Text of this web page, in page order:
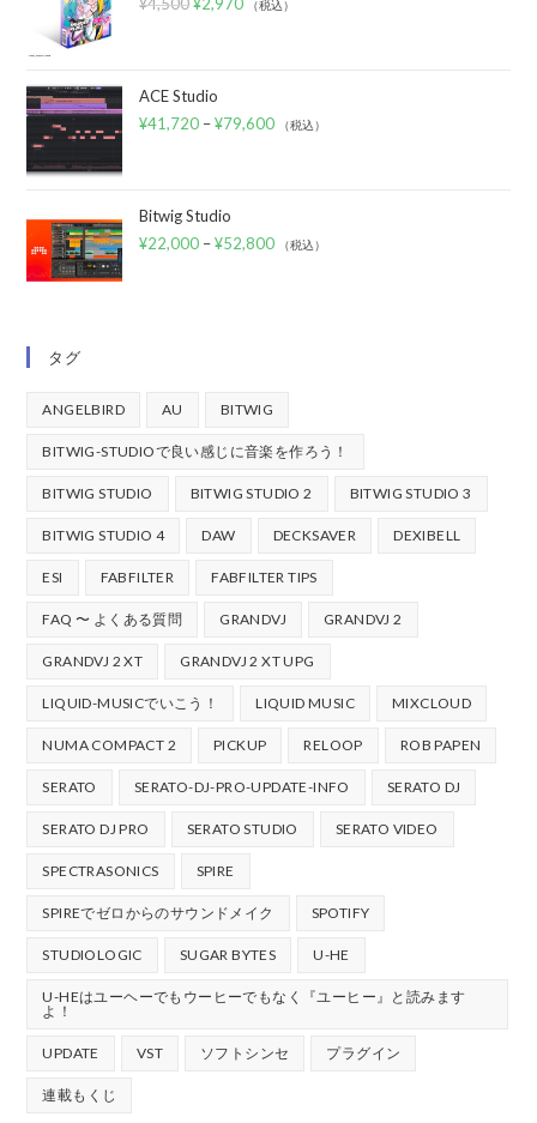
（税込）
ACE Studio
¥41,720 –¥79,600 （税込）
Bitwig Studio
¥22,000 –¥52,800 （税込）
タグ
ANGELBIRD AU BITWIG
BITWIG-STUDIOで良い感じに音楽を作ろう！
BITWIG STUDIO BITWIG STUDIO 2 BITWIG STUDIO 3
BITWIG STUDIO 4 DAW DECKSAVER DEXIBELL
ESI FABFILTER FABFILTER TIPS
FAQ 〜 よくある質問 GRANDVJ GRANDVJ 2
GRANDVJ 2 XT GRANDVJ 2 XT UPG
LIQUID-MUSICでいこう！ LIQUID MUSIC MIXCLOUD
NUMA COMPACT 2 PICKUP RELOOP ROB PAPEN
SERATO SERATO-DJ-PRO-UPDATE-INFO SERATO DJ
SERATO DJ PRO SERATO STUDIO SERATO VIDEO
SPECTRASONICS SPIRE
SPIREでゼロからのサウンドメイク SPOTIFY
STUDIOLOGIC SUGAR BYTES U-HE
U-HEはユーヘーでもウーヒーでもなく『ユーヒー』と読みます
よ！
UPDATE VST ソフトシンセ プラグイン
連載もくじ